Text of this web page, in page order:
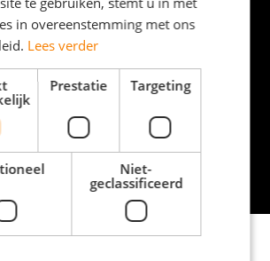
in overeenstemming met ons
Lees verder
Prestatie Targeting
Niet-
geclassificeerd